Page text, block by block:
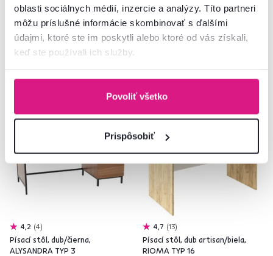
oblasti sociálnych médií, inzercie a analýzy. Títo partneri
môžu príslušné informácie skombinovať s ďalšími
údajmi, ktoré ste im poskytli alebo ktoré od vás získali,
keď ste používali ich služby.
Povoliť všetko
Prispôsobiť
1 Materiál, 4 Farba - detailná 2 Materiál, 2 Farba - detailná
4,2 4
Písací stôl, dub/čierna,
ALYSANDRA TYP 3
Slovenský výrobok
4,7 13
Písací stôl, dub artisan/biela,
RIOMA TYP 16